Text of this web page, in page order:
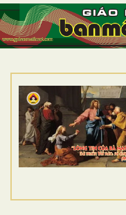
TRANG NHẤT
GIỚI THIỆU
DÒNG TU
BAN MỤC VỤ
ĐOÀN THỂ CG
ĐIỂM HÀNH HƯƠNG